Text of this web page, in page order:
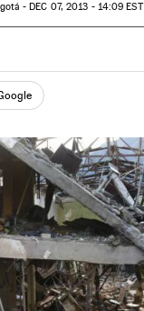
-DEC 07, 2013 - 14:09 EST
en TwitterRedes Sociales